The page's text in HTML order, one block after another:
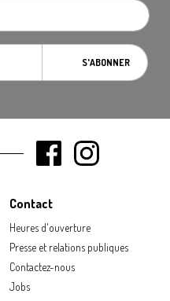
S'ABONNER
Contact
Heures d'ouverture
Presse et relations publiques
Contactez-nous
Jobs